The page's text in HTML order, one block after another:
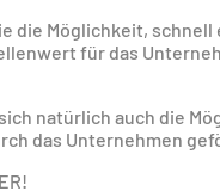
die Möglichkeit,
für das
natürlich auch die
das Unternehmen
!